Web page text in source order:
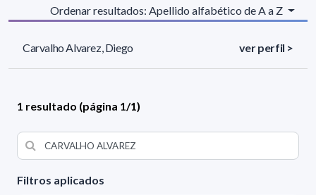
Filtros aplicados
Ordenar resultados: Apellido alfabético de A a Z
Carvalho Alvarez, Diego ver perfil >
1 resultado (página 1/1)